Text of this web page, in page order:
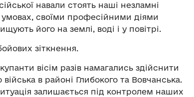
навали стоять наші незламні
своїми професійними діями
його на землі, воді і у повітрі.
зіткнення.
вісім разів намагались здійснити
в районі Глибокого та Вовчанська.
залишається під контролем наших